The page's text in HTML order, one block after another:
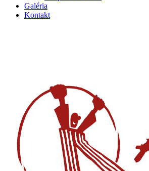
Galéria
Kontakt